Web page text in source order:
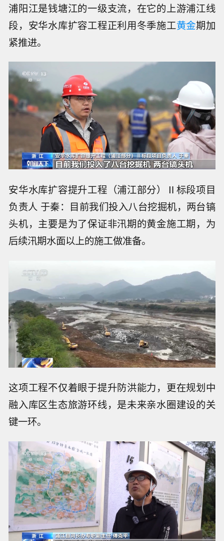
浦阳江是钱塘江的一级支流，在它的上游浦江线
段，安华水库扩容工程正利用冬季施工黄金期加
紧推进。
安华水库扩容提升工程（浦江部分）Ⅱ标段项目
负责人 于秦：目前我们投入八台挖掘机，两台镐
头机，主要是为了保证非汛期的黄金施工期，为
后续汛期水面以上的施工做准备。
这项工程不仅着眼于提升防洪能力，更在规划中
融入库区生态旅游环线，是未来亲水圈建设的关
键一环。